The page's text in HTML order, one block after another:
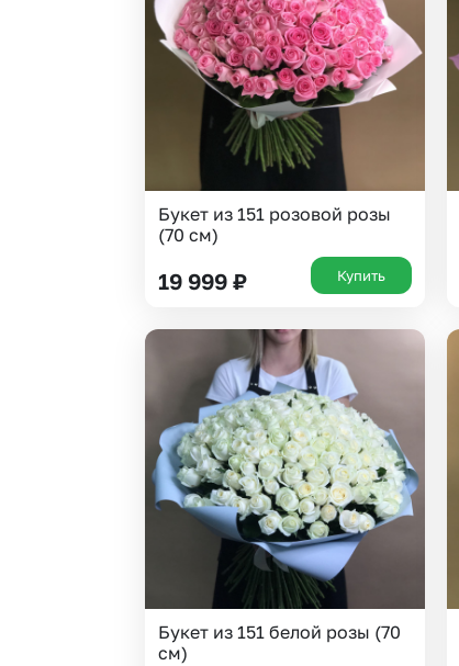
Букет из 151 розовой розы
(70 см)
19 999 ₽ Купить
Букет из 151 белой розы (70
см)